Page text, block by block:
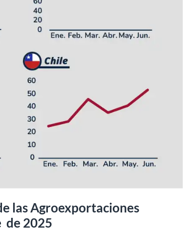
las Agroexportaciones
de 2025